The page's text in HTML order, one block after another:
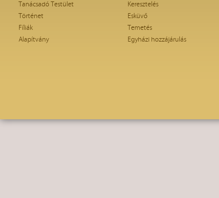
Tanácsadó Testület
Történet
Fíliák
Alapítvány
Keresztelés
Esküvő
Temetés
Egyházi hozzájárulás